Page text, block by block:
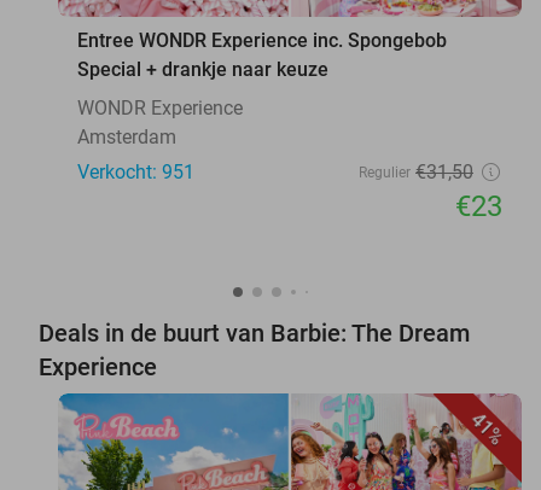
Entree WONDR Experience inc. Spongebob
Special + drankje naar keuze
WONDR Experience
Amsterdam
Verkocht: 951
Regulier €31,50
€23
Deals in de buurt van Barbie: The Dream
Experience
41%